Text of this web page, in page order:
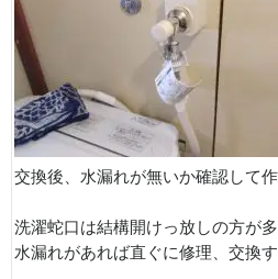
交換後、水漏れが無いか確認して作
洗濯蛇口は結構開けっ放しの方が多
水漏れがあれば直ぐに修理、交換